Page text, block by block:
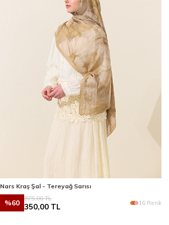
Nars Kraş Şal - Tereyağ Sarısı
%60
875,00TL
350,00 TL 16 Renk